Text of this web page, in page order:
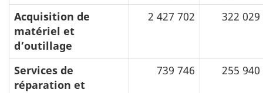
Acquisition de
matériel et
d’outillage
2 427 702 322 029
Services de
réparation et
739 746 255 940